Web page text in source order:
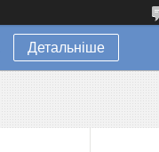
Детальніше